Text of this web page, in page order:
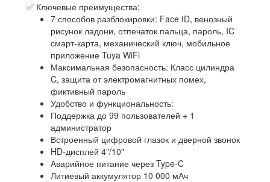
✅ Ключевые преимущества:
7 способов разблокировки: Face ID, венозный
рисунок ладони, отпечаток пальца, пароль, IC
смарт-карта, механический ключ, мобильное
приложение Tuya WiFi
Максимальная безопасность: Класс цилиндра
C, защита от электромагнитных помех,
фиктивный пароль
Удобство и функциональность:
Поддержка до 99 пользователей + 1
администратор
Встроенный цифровой глазок и дверной звонок
HD-дисплей 4"/10"
Аварийное питание через Type-C
Литиевый аккумулятор 10 000 мАч